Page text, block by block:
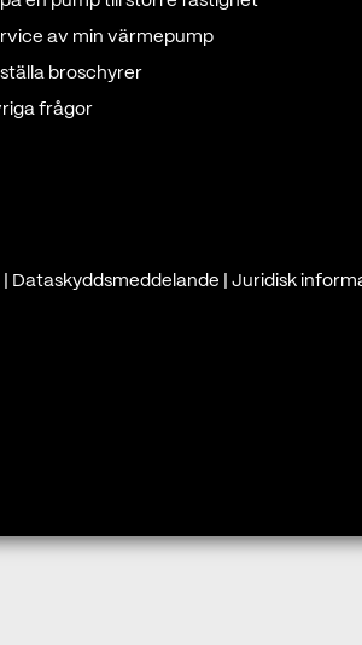
av min värmepump
broschyrer
frågor
Dataskyddsmeddelande Juridisk